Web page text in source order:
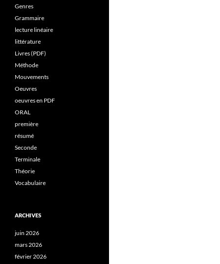
Genres
Grammaire
lecture linéaire
littérature
Livres (PDF)
Méthode
Mouvements
Oeuvres
oeuvres en PDF
ORAL
première
résumé
Seconde
Terminale
Théorie
Vocabulaire
ARCHIVES
juin 2026
mars 2026
février 2026